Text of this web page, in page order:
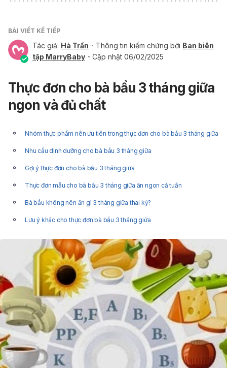
BÀI VIẾT KẾ TIẾP
Tác giả: Hà Trần Thông tin kiểm chứng bởi Ban biên
tập MarryBaby
Cập nhật 06/02/2025
Thực đơn cho bà bầu 3 tháng giữa
ngon và đủ chất
Nhóm thực phẩm nên ưu tiên trong thực đơn cho bà bầu 3 tháng giữa
Nhu cầu dinh dưỡng cho bà bầu 3 tháng giữa
Gợi ý thực đơn cho bà bầu 3 tháng giữa
Thực đơn mẫu cho bà bầu 3 tháng giữa ăn ngon cả tuần
Bà bầu không nên ăn gì 3 tháng giữa thai kỳ?
Lưu ý khác cho thực đơn bà bầu 3 tháng giữa